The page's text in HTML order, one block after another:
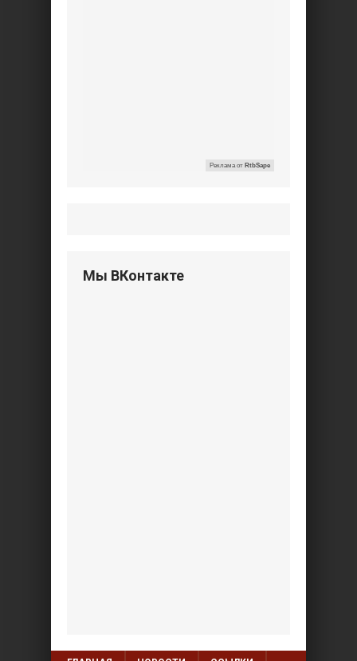
Реклама от RtbSape
Мы ВКонтакте